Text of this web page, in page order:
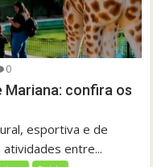
0
Mariana: confira os
esportiva e de
entre...